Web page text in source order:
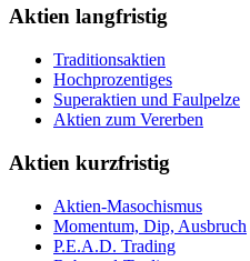
Aktien langfristig
Traditionsaktien
Hochprozentiges
Superaktien und Faulpelze
Aktien zum Vererben
Aktien kurzfristig
Aktien-Masochismus
Momentum, Dip, Ausbruch
P.E.A.D. Trading